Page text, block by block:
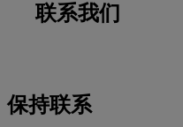
联系我们
保持联系